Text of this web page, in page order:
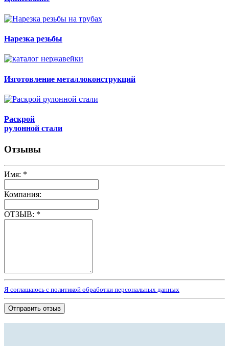
Нарезка резьбы
Изготовление металлоконструкций
Раскрой
рулонной стали
Отзывы
Имя: *
Компания:
ОТЗЫВ: *
Я соглашаюсь с политикой обработки персональных данных
Отправить отзыв